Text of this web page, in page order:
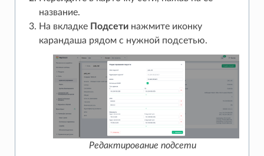
название.
На вкладке Подсетинажмите иконку
карандаша рядом с нужной подсетью.
Редактирование подсети